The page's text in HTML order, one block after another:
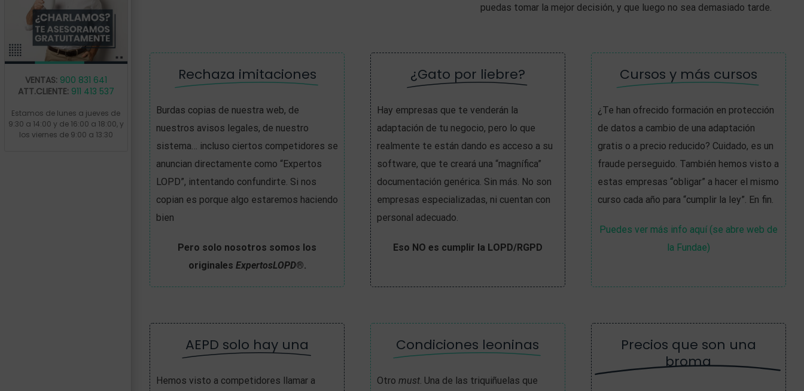
VENTAS: 900 831 641
ATT.CLIENTE: 911 413 537
Estamos de lunes a jueves de
9:30 a 14:00 y de 16:00 a 18:00, y
los viernes de 9:00 a 13:30
puedas tomar la mejor decisión, y que luego no sea demasiado tarde.
Rechaza imitaciones
Burdas copias de nuestra web, de
nuestros avisos legales, de nuestro
sistema… incluso ciertos competidores se
anuncian directamente como “Expertos
LOPD”, intentando confundirte. Si nos
copian es porque algo estaremos haciendo
bien
Pero solo nosotros somos los
originales ExpertosLOPD®.
¿Gato por liebre?
Hay empresas que te venderán la
adaptación de tu negocio, pero lo que
realmente te están dando es acceso a su
software, que te creará una “magnífica”
documentación genérica. Sin más. No son
empresas especializadas, ni cuentan con
personal adecuado.
Eso NO es cumplir la LOPD/RGPD
Cursos y más cursos
¿Te han ofrecido formación en protección
de datos a cambio de una adaptación
gratis o a precio reducido? Cuidado, es un
fraude perseguido. También hemos visto a
estas empresas “obligar” a hacer el mismo
curso cada año para “cumplir la ley”. En fin.
Puedes ver más info aquí (se abre web de
la Fundae)
AEPD solo hay una
Hemos visto a competidores llamar a
Condiciones leoninas
Otro must. Una de las triquiñuelas que
Precios que son una
broma